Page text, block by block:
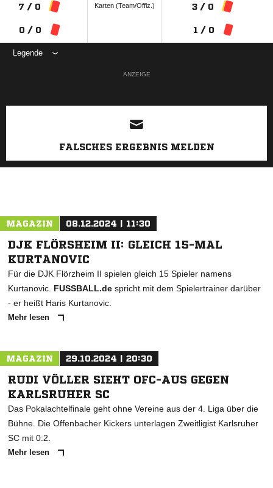
7 / 0
0 / 0
Karten (Team/Offiz.) 3 / 0
1 / 0
Legende
ANZEIGE
FALSCHES ERGEBNIS MELDEN
MAGAZIN 08.12.2024 | 11:30
DJK FLÖRSHEIM II: GLEICH 15-MAL
KURTANOVIC
Für die DJK Flörzheim II spielen gleich 15 Spieler namens
Kurtanovic. FUSSBALL.de spricht mit dem Spielertrainer darüber
- er heißt Haris Kurtanovic.
Mehr lesen
MAGAZIN 29.10.2024 | 20:30
RUDI VÖLLER SIEHT OFC-AUS GEGEN
KARLSRUHER SC
Das Pokalachtelfinale geht ohne Vereine aus der 4. Liga über die
Bühne. Die Offenbacher Kickers unterlagen Zweitligist Karlsruher
SC mit 0:2.
Mehr lesen